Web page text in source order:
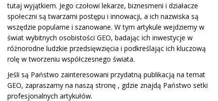
tutaj wyjątkiem. Jego czołowi lekarze, biznesmeni i działacze
społeczni są twarzami postępu i innowacji, a ich nazwiska są
wszędzie popularne i szanowane. W tym artykule wejdziemy w
świat wybitnych osobistości GEO, badając ich inwestycje w
różnorodne ludzkie przedsięwzięcia i podkreślając ich kluczową
rolę w tworzeniu współczesnego świata.
Jeśli są Państwo zainteresowani przydatną publikacją na temat
GEO, zapraszamy na naszą stronę , gdzie znajdą Państwo setki
profesjonalnych artykułów.